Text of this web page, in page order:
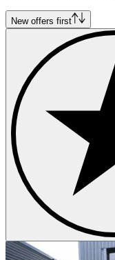
New offers first